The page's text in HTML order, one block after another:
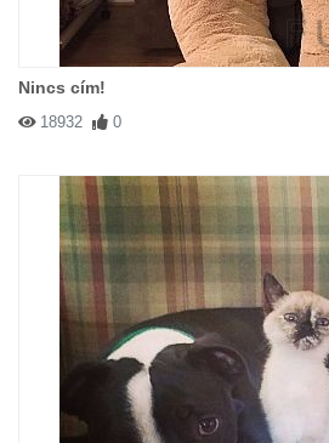
Nincs cím!
18932 0